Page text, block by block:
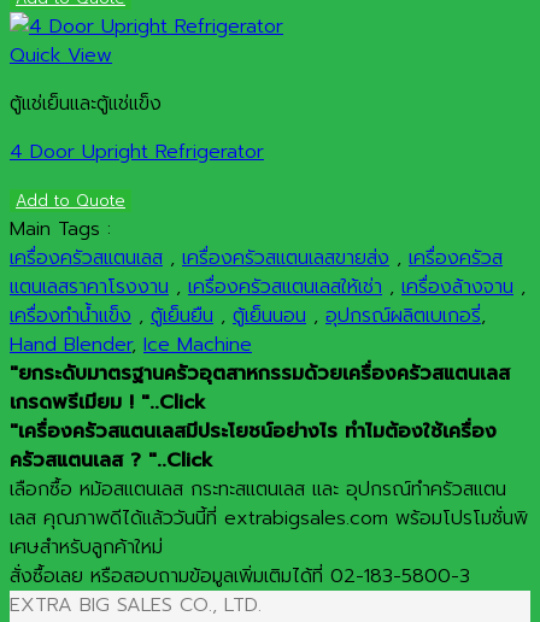
Quick View
ตู้แช่เย็นและตู้แช่แข็ง
4 Door Upright Refrigerator
Add to Quote
Main Tags :
เครื่องครัวสแตนเลส , เครื่องครัวสแตนเลสขายส่ง , เครื่องครัวส
แตนเลสราคาโรงงาน , เครื่องครัวสแตนเลสให้เช่า , เครื่องล้างจาน ,
เครื่องทำน้ำแข็ง , ตู้เย็นยืน , ตู้เย็นนอน , อุปกรณ์ผลิตเบเกอรี่,
Hand Blender, Ice Machine
"ยกระดับมาตรฐานครัวอุตสาหกรรมด้วยเครื่องครัวสแตนเลส
เกรดพรีเมียม ! "..Click
"เครื่องครัวสแตนเลสมีประโยชน์อย่างไร ทำไมต้องใช้เครื่อง
ครัวสแตนเลส ? "..Click
เลือกซื้อ หม้อสแตนเลส กระทะสแตนเลส และ อุปกรณ์ทำครัวสแตน
เลส คุณภาพดีได้แล้ววันนี้ที่ extrabigsales.com พร้อมโปรโมชั่นพิ
เศษสำหรับลูกค้าใหม่
สั่งซื้อเลย หรือสอบถามข้อมูลเพิ่มเติมได้ที่ 02-183-5800-3
EXTRA BIG SALES CO., LTD.